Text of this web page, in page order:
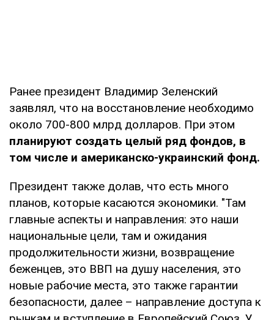
Ранее президент Владимир Зеленский
заявлял, что на восстановление необходимо
около 700-800 млрд долларов. При этом
планируют создать целый ряд фондов, в
том числе и американско-украинский фонд.
Президент также долав, что есть много
планов, которые касаются экономики. "Там
главные аспекты и направления: это наши
национальные цели, там и ожидания
продолжительности жизни, возвращение
беженцев, это ВВП на душу населения, это
новые рабочие места, это также гарантии
безопасности, далее – направление доступа к